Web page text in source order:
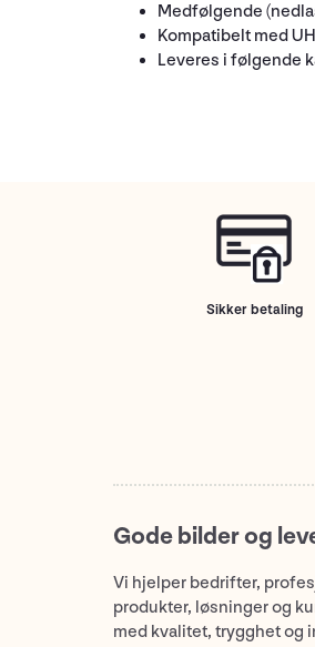
Medfølgende
Kompatibelt med
Leveres i følgende
Sikker betaling
Gode bilder og
Vi hjelper bedrifter,
produkter, løsninger og
med kvalitet, trygghet og